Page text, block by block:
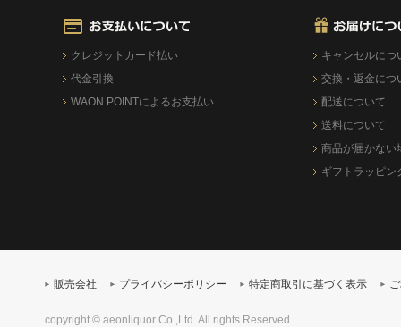
クレジットカード払い
代金引換
WAON POINTによるお支払い
キャンセルにつ
交換・返金につ
配送について
送料について
商品が届かない
ギフトラッピン
販売会社 プライバシーポリシー 特定商取引に基づく表示
copyright © aeonliquor Co.,Ltd. All rights Reserved.